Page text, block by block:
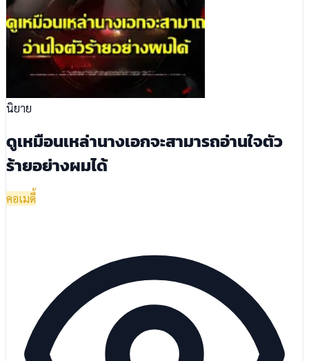
นิยาย
ดูเหมือนเหล่านางเอกจะสามารถอ่านใจตัว
ร้ายอย่างผมได้
คอเมดี้